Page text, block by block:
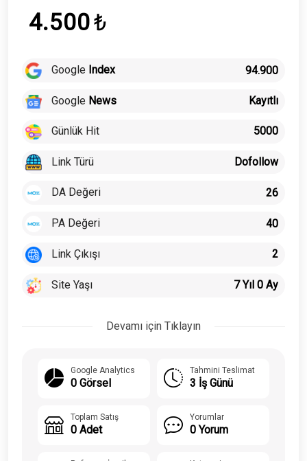
4.500₺
Google Index 94.900
Google News Kayıtlı
Günlük Hit 5000
Link Türü Dofollow
DA Değeri 26
PA Değeri 40
Link Çıkışı 2
Site Yaşı 7 Yıl 0 Ay
Devamı için Tıklayın
Google Analytics
0 Görsel
Tahmini Teslimat
3 İş Günü
Toplam Satış
0 Adet
Yorumlar
0 Yorum